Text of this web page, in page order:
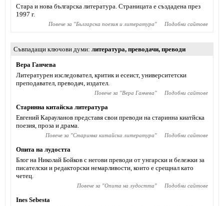
Стара и нова българска литература. Страницата е създадена през
1997 г.
Повече за "Българска поезия и литература" Подобни сайтове
Съвпадащи ключови думи литература, преводачи, преводи
Вера Ганчева
Литературен изследовател, критик и есеист, университетски
преподавател, преводач, издател.
Повече за "Вера Ганчева" Подобни сайтове
Старинна китайска литература
Евгений Карауланов представя свои преводи на старинна киатйска
поезия, проза и драма.
Повече за "Старинна китайска литература" Подобни сайтове
Опита на лудостта
Блог на Николай Бойков с негови преводи от унгарски и бележки за
писателски и редакторски немарливости, които е срещнал като
четец.
Повече за "Опита на лудостта" Подобни сайтове
Ines Sebesta